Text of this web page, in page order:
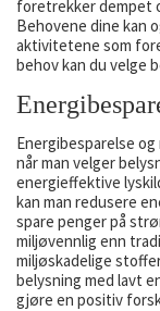
foretrekker dempet
Behovene dine kan
aktivitetene som
behov kan du velge
Energibesparelse
når man velger
energieffektive
kan man redusere
spare penger på
miljøvennlig enn
miljøskadelige
belysning med lavt
gjøre en positiv